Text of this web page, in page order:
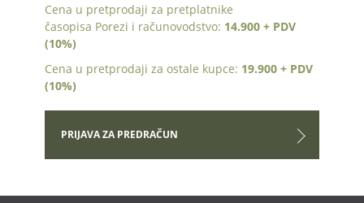
Cena u pretprodaji za pretplatnike
časopisa Porezi i računovodstvo: 14.900 + PDV
(10%)
Cena u pretprodaji za ostale kupce: 19.900 + PDV
(10%)
PRIJAVA ZA PREDRAČUN